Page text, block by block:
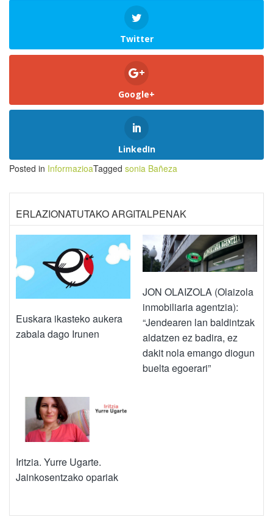
Twitter
Google+
LinkedIn
Posted in InformazioaTagged sonia Bañeza
ERLAZIONATUTAKO ARGITALPENAK
Euskara ikasteko aukera
zabala dago Irunen
JON OLAIZOLA (Olaizola
inmobiliaria agentzia):
“Jendearen lan baldintzak
aldatzen ez badira, ez
dakit nola emango diogun
buelta egoerari”
Iritzia. Yurre Ugarte.
Jainkosentzako opariak